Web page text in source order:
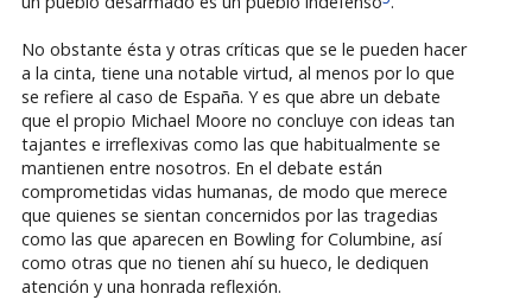
No obstante ésta y otras críticas que se le pueden hacer
a la cinta, tiene una notable virtud, al menos por lo que
se refiere al caso de España. Y es que abre un debate
que el propio Michael Moore no concluye con ideas tan
tajantes e irreflexivas como las que habitualmente se
mantienen entre nosotros. En el debate están
comprometidas vidas humanas, de modo que merece
que quienes se sientan concernidos por las tragedias
como las que aparecen en Bowling for Columbine, así
como otras que no tienen ahí su hueco, le dediquen
atención y una honrada reflexión.